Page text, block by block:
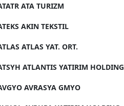
ATA TURIZM
AKIN TEKSTIL
ATLAS YAT. ORT.
ATLANTIS YATIRIM HOLDING
AVRASYA GMYO